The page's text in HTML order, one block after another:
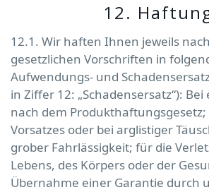
12.
12.1. Wir haften Ihnen jeweils
gesetzlichen Vorschriften in
Aufwendungs- und
in Ziffer 12: „Schadensersatz“):
nach dem Produkthaftungsgesetz;
Vorsatzes oder bei arglistiger
grober Fahrlässigkeit; für die
Lebens, des Körpers oder der
Übernahme einer Garantie durch